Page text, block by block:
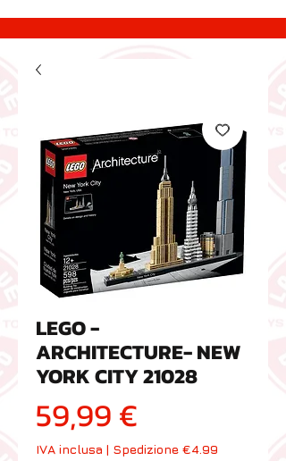
LEGO -
ARCHITECTURE- NEW
YORK CITY 21028
59,99 €
IVA inclusa | Spedizione €4.99